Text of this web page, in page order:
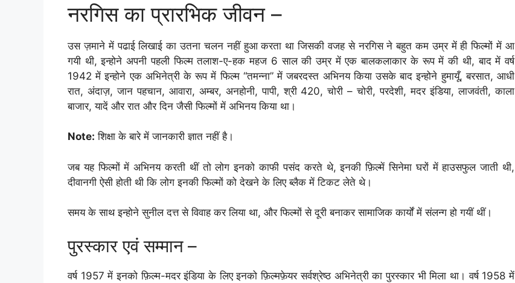
नरगिस का प्रारभिक जीवन –
उस ज़माने में पढाई लिखाई का उतना चलन नहीं हुआ करता था जिसकी वजह से नरगिस ने बहुत कम उम्र में ही फिल्मों में आ
गयी थी, इन्होने अपनी पहली फिल्म तलाश-ए-हक महज 6 साल की उम्र में एक बालकलाकार के रूप में की थी, बाद में वर्ष
1942 में इन्होने एक अभिनेत्री के रूप में फिल्म “तमन्‍ना” में जबरदस्त अभिनय किया उसके बाद इन्होने हुमायूँ, बरसात, आधी
रात, अंदाज़, जान पहचान, आवारा, अम्बर, अनहोनी, पापी, श्री 420, चोरी – चोरी, परदेशी, मदर इंडिया, लाजवंती, काला
बाजार, यादें और रात और दिन जैसी फिल्मों में अभिनय किया था।
Note: शिक्षा के बारे में जानकारी ज्ञात नहीं है।
जब यह फिल्मों में अभिनय करती थीं तो लोग इनको काफी पसंद करते थे, इनकी फ़िल्में सिनेमा घरों में हाउसफुल जाती थी,
दीवानगी ऐसी होती थी कि लोग इनकी फिल्मों को देखने के लिए ब्लैक में टिकट लेते थे।
समय के साथ इन्होने सुनील दत्त से विवाह कर लिया था, और फिल्मों से दूरी बनाकर सामाजिक कार्यों में संलन्ग हो गयीं थीं।
पुरस्कार एवं सम्मान –
वर्ष 1957 में इनको फ़िल्म-मदर इंडिया के लिए इनको फ़िल्मफ़ेयर सर्वश्रेष्ठ अभिनेत्री का पुरस्कार भी मिला था। वर्ष 1958 में